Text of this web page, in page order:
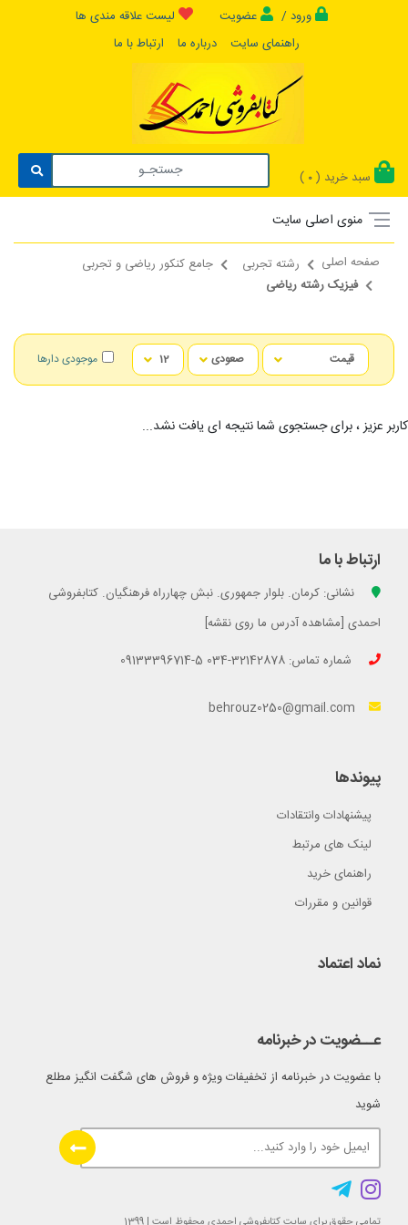
ورود / عضویت
لیست علاقه مندی ها
راهنمای سایت
درباره ما ارتباط با ما
سبد خرید ( 0
)
منوی اصلی سایت
صفحه اصلی رشته تجربی
جامع کنکور ریاضی و تجربی
فیزیک رشته ریاضی
موجودی دارها
کاربر عزیز ، برای جستجوی شما نتیجه ای یافت نشد...
ارتباط با ما
نشانی: کرمان. بلوار جمهوری. نبش چهارراه فرهنگیان. کتابفروشی
احمدی [مشاهده آدرس ما روی نقشه]
شماره تماس: 32142878-034 5-09133396714
behrouz0250@gmail.com
پیوندها
پیشنهادات وانتقادات
لینک های مرتبط
راهنمای خرید
قوانین و مقررات
نماد اعتماد
عــضویت در خبرنامه
با عضویت در خبرنامه از تخفیفات ویژه و فروش های شگفت انگیز مطلع
شوید